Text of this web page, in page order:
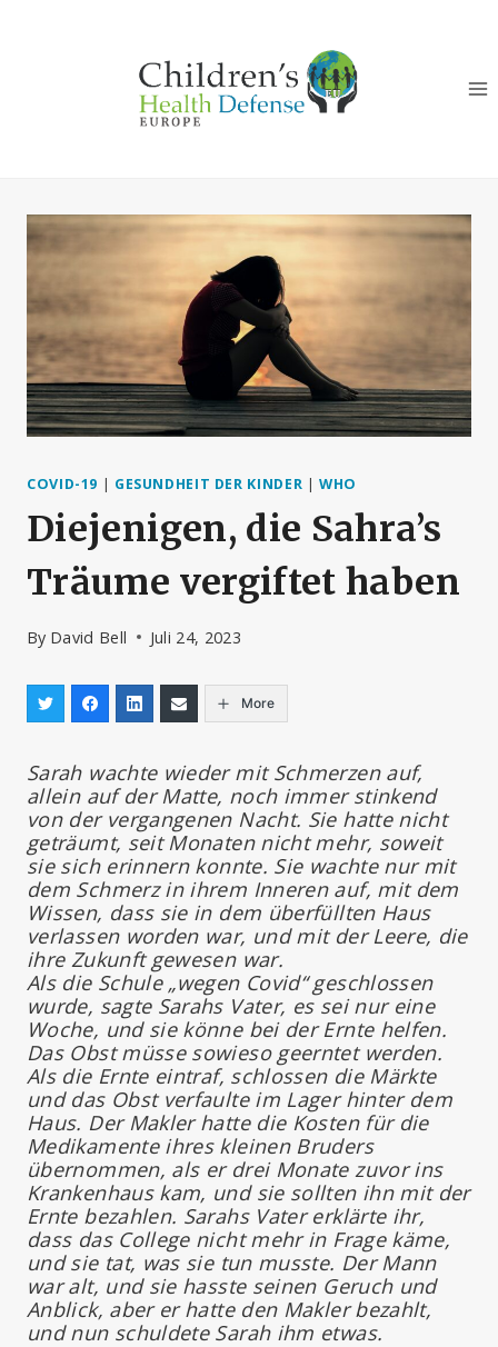
COVID-19 | GESUNDHEIT DER KINDER |WHO
Diejenigen, die Sahra’s
Träume vergiftet haben
By David Bell Juli 24, 2023
More
Sarah wachte wieder mit Schmerzen auf,
allein auf der Matte, noch immer stinkend
von der vergangenen Nacht. Sie hatte nicht
geträumt, seit Monaten nicht mehr, soweit
sie sich erinnern konnte. Sie wachte nur mit
dem Schmerz in ihrem Inneren auf, mit dem
Wissen, dass sie in dem überfüllten Haus
verlassen worden war, und mit der Leere, die
ihre Zukunft gewesen war.
Als die Schule „wegen Covid“ geschlossen
wurde, sagte Sarahs Vater, es sei nur eine
Woche, und sie könne bei der Ernte helfen.
Das Obst müsse sowieso geerntet werden.
Als die Ernte eintraf, schlossen die Märkte
und das Obst verfaulte im Lager hinter dem
Haus. Der Makler hatte die Kosten für die
Medikamente ihres kleinen Bruders
übernommen, als er drei Monate zuvor ins
Krankenhaus kam, und sie sollten ihn mit der
Ernte bezahlen. Sarahs Vater erklärte ihr,
dass das College nicht mehr in Frage käme,
und sie tat, was sie tun musste. Der Mann
war alt, und sie hasste seinen Geruch und
Anblick, aber er hatte den Makler bezahlt,
und nun schuldete Sarah ihm etwas.